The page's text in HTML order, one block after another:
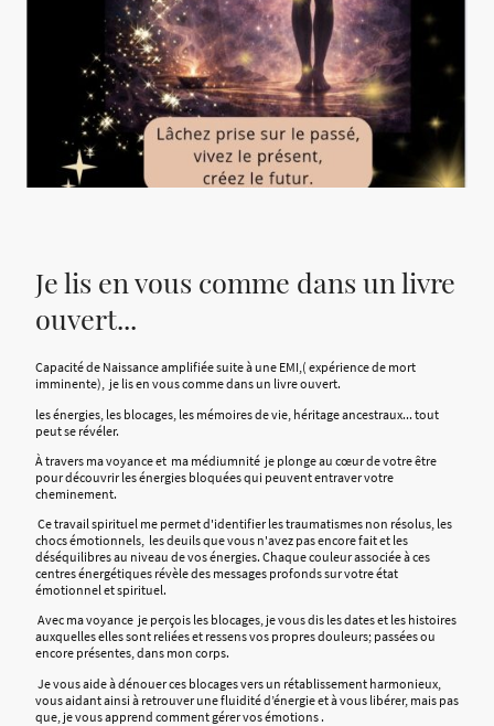
Je lis en vous comme dans un livre
ouvert...
Capacité de Naissance amplifiée suite à une EMI,( expérience de mort
imminente), je lis en vous comme dans un livre ouvert.
les énergies, les blocages, les mémoires de vie, héritage ancestraux... tout
peut se révéler.
À travers ma voyance et ma médiumnité je plonge au cœur de votre être
pour découvrir les énergies bloquées qui peuvent entraver votre
cheminement.
Ce travail spirituel me permet d'identifier les traumatismes non résolus, les
chocs émotionnels, les deuils que vous n'avez pas encore fait et les
déséquilibres au niveau de vos énergies. Chaque couleur associée à ces
centres énergétiques révèle des messages profonds sur votre état
émotionnel et spirituel.
Avec ma voyance je perçois les blocages, je vous dis les dates et les histoires
auxquelles elles sont reliées et ressens vos propres douleurs; passées ou
encore présentes, dans mon corps.
Je vous aide à dénouer ces blocages vers un rétablissement harmonieux,
vous aidant ainsi à retrouver une fluidité d’énergie et à vous libérer, mais pas
que, je vous apprend comment gérer vos émotions .